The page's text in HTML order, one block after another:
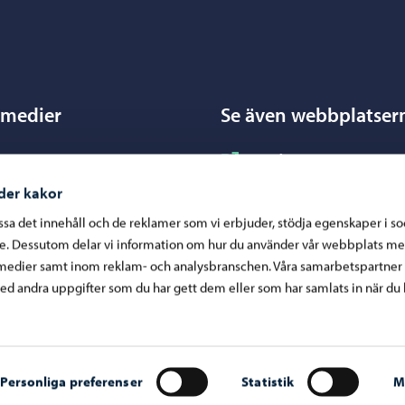
kakor
det innehåll och de reklamer som vi erbjuder, stödja egenskaper i
Dessutom delar vi information om hur du använder vår webbplats
samt inom reklam- och analysbranschen. Våra samarbetspartner
andra uppgifter som du har gett dem eller som har samlats in när du
Personliga preferenser Statistik
Se även
Borgå kost- och
Borgånejdens
Borgå vatten
Business Porvoo
Östra Nylands